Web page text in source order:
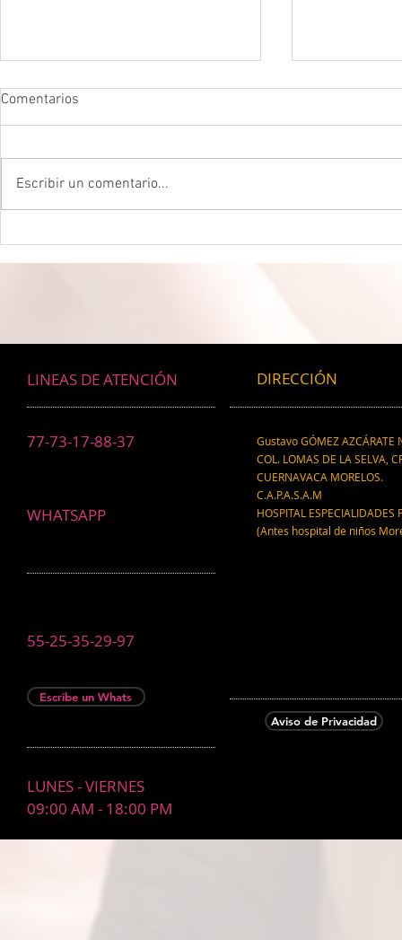
Comentarios
Escribir un comentario...
LINEAS DE ATENCIÓN
77-73-17-88-37
WHATSAPP
DIRECCIÓN
Gustavo GÓMEZ AZCÁRATE
COL. LOMAS DE LA SELVA,
CUERNAVACA MORELOS.
C.A.P.A.S.A.M
HOSPITAL ESPECIALIDADES
(Antes hospital de niños
55-25-35-29-97
Escribe un Whats
Aviso de Privacidad
LUNES - VIERNES
09:00 AM - 18:00 PM